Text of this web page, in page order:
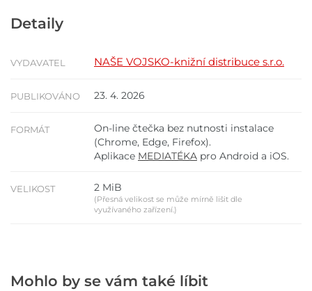
Detaily
VYDAVATEL NAŠE VOJSKO-knižní distribuce s.r.o.
PUBLIKOVÁNO 23. 4. 2026
FORMÁT
On-line čtečka bez nutnosti instalace
(Chrome, Edge, Firefox).
Aplikace MEDIATÉKA pro Android a iOS.
VELIKOST 2 MiB
(Přesná velikost se může mírně lišit dle
využívaného zařízení.)
Mohlo by se vám také líbit